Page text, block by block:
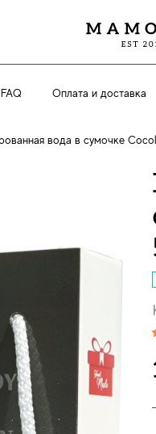
FAQ Оплата и доставка
вода в сумочке